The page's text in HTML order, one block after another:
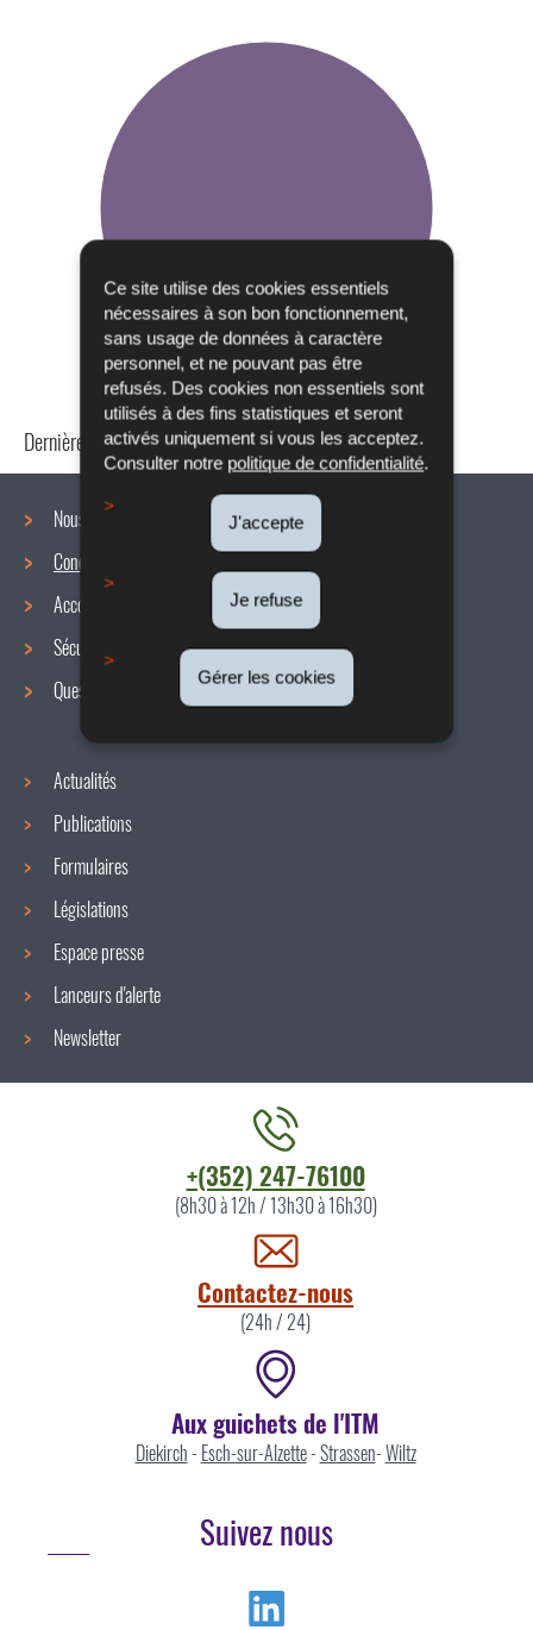
Ce site utilise des cookies essentiels
nécessaires à son bon fonctionnement,
sans usage de données à caractère
personnel, et ne pouvant pas être
refusés. Des cookies non essentiels sont
utilisés à des fins statistiques et seront
activés uniquement si vous les acceptez.
Consulter notre politique de confidentialité.
J'accepte
Je refuse
Gérer les cookies
Dernière mise à jour24/04/2024
Menu
de
navigation
Nous connaître
Conditions de travail
Accords collectifs
Sécurité / Santé au travail
Questions / réponses
Actualités
Publications
Formulaires
Législations
Espace presse
Lanceurs d'alerte
Newsletter
+(352) 247-76100
(8h30 à 12h / 13h30 à 16h30)
Contactez-nous
(24h / 24)
Aux guichets de l'ITM
Diekirch- Esch-sur-Alzette-Strassen-Wiltz
Suivez nous